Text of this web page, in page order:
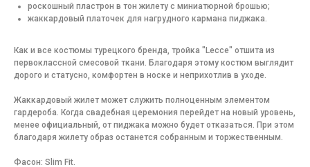
роскошный пластрон в тон жилету с миниатюрной брошью;
жаккардовый платочек для нагрудного кармана пиджака.
Как и все костюмы турецкого бренда, тройка "Lecce" отшита из
первоклассной смесовой ткани. Благодаря этому костюм выглядит
дорого и статусно, комфортен в носке и неприхотлив в уходе.
Жаккардовый жилет может служить полноценным элементом
гардероба. Когда свадебная церемония перейдет на новый уровень,
менее официальный, от пиджака можно будет отказаться. При этом
благодаря жилету образ останется собранным и торжественным.
Фасон: Slim Fit.